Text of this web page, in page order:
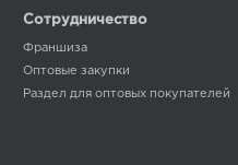
Сотрудничество
Франшиза
Оптовые закупки
Раздел для оптовых покупателей